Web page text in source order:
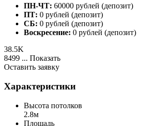
ПН-ЧТ: 60000 рублей (депозит)
ПТ: 0 рублей (депозит)
СБ: 0 рублей (депозит)
Воскресение: 0 рублей (депозит)
38.5K
8499 ... Показать
Оставить заявку
Характеристики
Высота потолков
2.8м
Площадь